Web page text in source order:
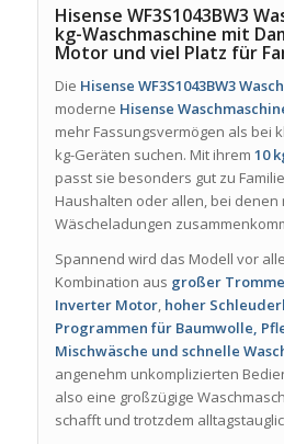
Hisense WF3S1043BW3
kg-Waschmaschine mit
Motor und viel Platz für
Die Hisense WF3S1043BW3
moderne Hisense
mehr Fassungsvermögen als bei
kg-Geräten suchen. Mit ihrem 10
passt sie besonders gut zu
Haushalten oder allen, bei denen
Wäscheladungen
Spannend wird das Modell vor
Kombination aus großer
Inverter Motor, hoher
Programmen für Baumwolle,
Mischwäsche und schnelle
angenehm unkomplizierten
also eine großzügige
schafft und trotzdem